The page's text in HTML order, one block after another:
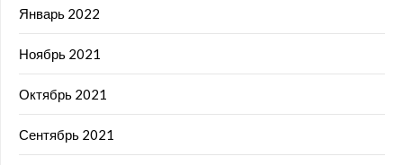
Январь 2022
Ноябрь 2021
Октябрь 2021
Сентябрь 2021